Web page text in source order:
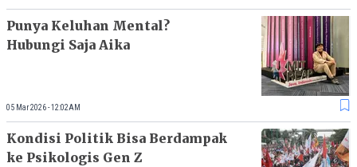
Punya Keluhan Mental?
Hubungi Saja Aika
05 Mar 2026 - 12:02AM
Kondisi Politik Bisa Berdampak
ke Psikologis Gen Z